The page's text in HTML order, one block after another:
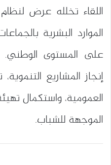
اللقاء تخلله عرض
الموارد البشرية
على المستوى الوطني.
إنجاز المشاريع
العمومية، واستكمال
الموجهة للشباب.